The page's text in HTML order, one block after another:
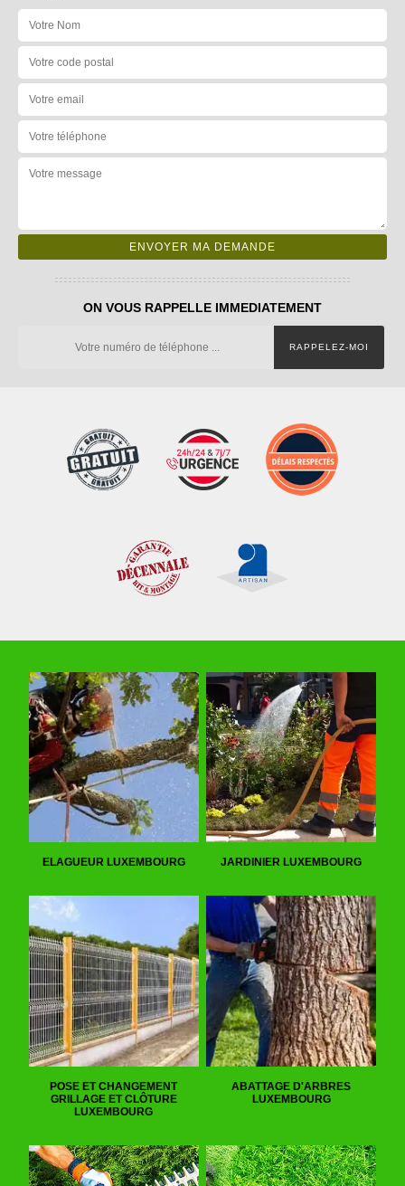
ON VOUS RAPPELLE IMMEDIATEMENT
ELAGUEUR LUXEMBOURG JARDINIER LUXEMBOURG
POSE ET CHANGEMENT
GRILLAGE ET CLÔTURE
LUXEMBOURG
ABATTAGE D'ARBRES
LUXEMBOURG